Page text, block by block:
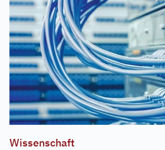
Wissenschaft